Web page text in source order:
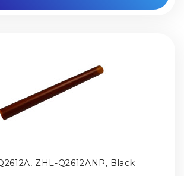
ZHL-Q2612ANP, Black